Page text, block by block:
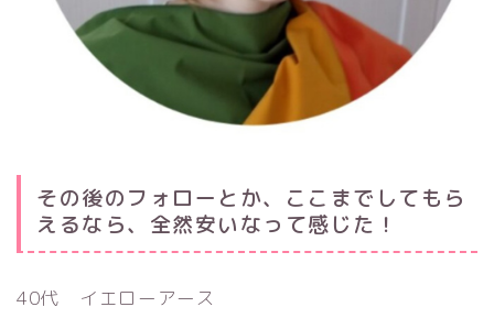
その後のフォローとか、ここまでしてもら
えるなら、全然安いなって感じた！
40代 イエローアース